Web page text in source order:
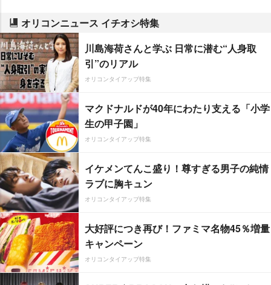
オリコンニュース イチオシ特集
川島海荷さんと学ぶ 日常に潜む“人身取
引”のリアル
オリコンタイアップ特集
マクドナルドが40年にわたり支える「小学
生の甲子園」
オリコンタイアップ特集
イケメンてんこ盛り！尊すぎる男子の純情
ラブに胸キュン
オリコンタイアップ特集
大好評につき再び！ファミマ名物45％増量
キャンペーン
オリコンタイアップ特集